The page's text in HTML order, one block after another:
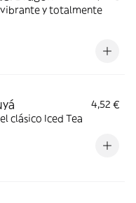
y totalmente
4,52 €
clásico Iced Tea